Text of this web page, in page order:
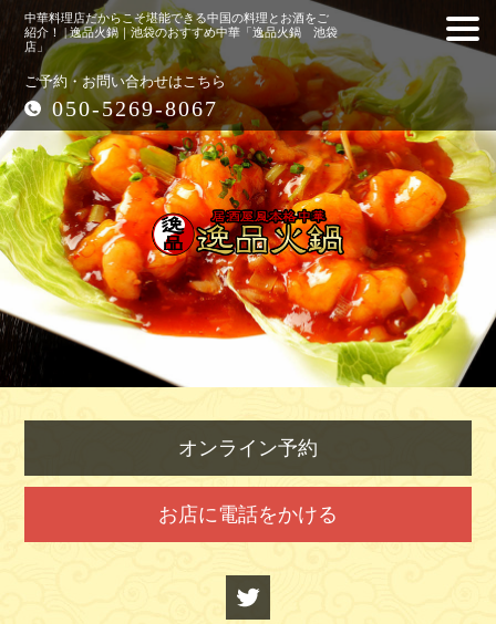
中華料理店だからこそ堪能できる中国の料理とお酒をご
紹介！ | 逸品火鍋｜池袋のおすすめ中華「逸品火鍋 池袋
店」
ご予約・お問い合わせはこちら
050-5269-8067
オンライン予約
お店に電話をかける